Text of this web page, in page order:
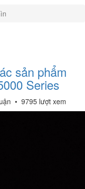
sản phẩm
Series
• 9795 lượt xem